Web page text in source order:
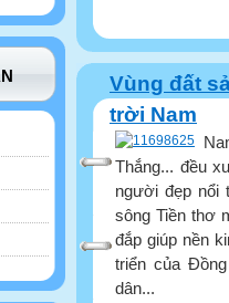
Vùng đất
trời Nam
Thắng... đều
người đẹp nổi
sông Tiền thơ
đắp giúp nền
triển của
dân...